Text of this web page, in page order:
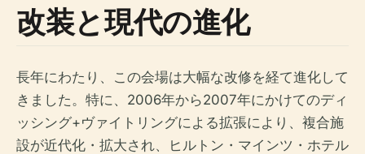
改装と現代の進化
長年にわたり、この会場は大幅な改修を経て進化して
きました。特に、2006年から2007年にかけてのディ
ッシング+ヴァイトリングによる拡張により、複合施
設が近代化・拡大され、ヒルトン・マインツ・ホテル